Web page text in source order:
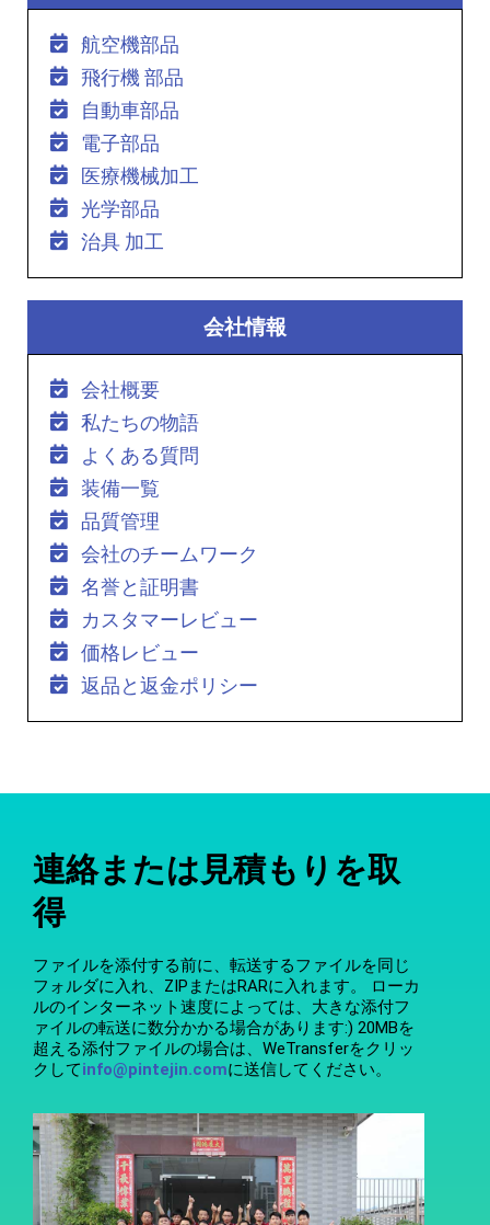
航空機部品
飛行機 部品
自動車部品
電子部品
医療機械加工
光学部品
治具 加工
会社情報
会社概要
私たちの物語
よくある質問
装備一覧
品質管理
会社のチームワーク
名誉と証明書
カスタマーレビュー
価格レビュー
返品と返金ポリシー
連絡または見積もりを取
得
ファイルを添付する前に、転送するファイルを同じ
フォルダに入れ、ZIPまたはRARに入れます。 ローカ
ルのインターネット速度によっては、大きな添付フ
ァイルの転送に数分かかる場合があります:) 20MBを
超える添付ファイルの場合は、WeTransferをクリッ
クしてinfo@pintejin.comに送信してください。